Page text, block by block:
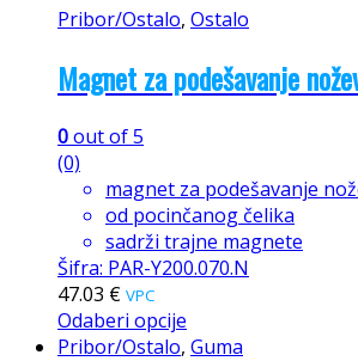
Pribor/Ostalo, Ostalo
Magnet za podešavanje
0out of 5
(0)
magnet za podešavanje
od pocinčanog čelika
sadrži trajne magnete
Šifra: PAR-Y200.070.N
47.03 € VPC
Odaberi opcije
Pribor/Ostalo, Guma